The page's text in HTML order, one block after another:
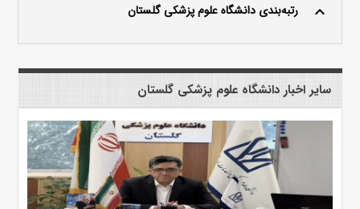
keyboard_arrow_up رتبه‌بندی دانشگاه علوم پزشکی گلستان
سایر اخبار دانشگاه علوم پزشکی گلستان